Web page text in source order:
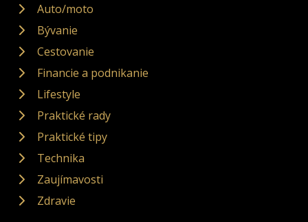
Auto/moto
Bývanie
Cestovanie
Financie a podnikanie
Lifestyle
Praktické rady
Praktické tipy
Technika
Zaujímavosti
Zdravie